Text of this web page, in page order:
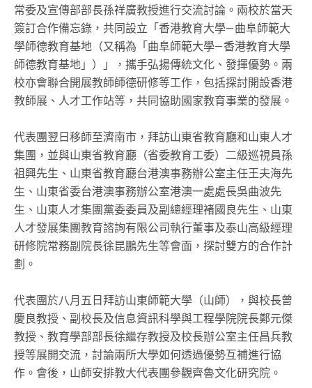
常委及宣傳部部長孫祥廣教授進行交流討論。兩校於當天
簽訂合作備忘錄，共同設立「香港教育大學—曲阜師範大
學師德教育基地（又稱為「曲阜師範大學—香港教育大學
師德教育基地」）」，攜手弘揚傳統文化、發揮優勢。兩
校亦會聯合開展教師師德研修等工作，包括探討開設香港
教師展、人才工作站等，共同協助國家教育事業的發展。
代表團翌日移師至濟南市，拜訪山東省教育廳和山東人才
集團，並與山東省教育廳（省委教育工委）二級巡視員孫
祖興先生、山東省教育廳台港澳事務辦公室主任王夫海先
生、山東省委台港澳事務辦公室港澳一處處長吳曲波先
生、山東人才集團黨委委員及副總經理褚國良先生、山東
人才發展集團教育諮詢有限公司執行董事及泰山高級經理
研修院常務副院長徐昆鵬先生等會面，探討雙方的合作計
劃。
代表團於八月五日拜訪山東師範大學（山師），與校長曾
慶良教授、副校長及信息資訊科學與工程學院院長鄭元傑
教授、教育學部部長徐繼存教授及校長辦公室主任昌兵教
授等展開交流，討論兩所大學如何透過優勢互補進行協
作。會後，山師安排教大代表團參觀齊魯文化研究院。